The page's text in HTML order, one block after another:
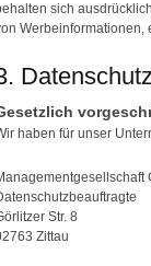
sich
Werbeinformationen,
haben für unser
Str. 8
Zittau